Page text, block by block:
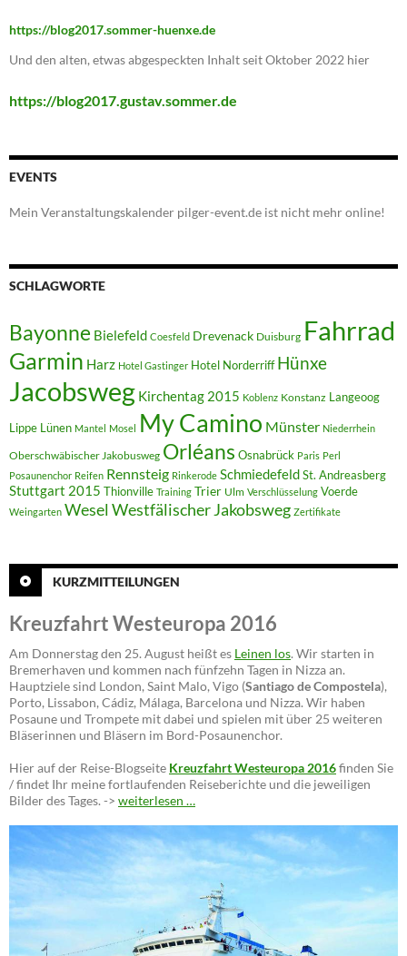
https://blog2017.sommer-huenxe.de
Und den alten, etwas abgespeckten Inhalt seit Oktober 2022 hier
https://blog2017.gustav.sommer.de
EVENTS
Mein Veranstaltungskalender pilger-event.de ist nicht mehr online!
SCHLAGWORTE
Bayonne Bielefeld Coesfeld Drevenack Duisburg Fahrrad
Garmin Harz Hotel Gastinger Hotel Norderriff Hünxe
Jacobsweg Kirchentag 2015 Koblenz Konstanz Langeoog
Lippe Lünen Mantel Mosel My Camino Münster Niederrhein
Oberschwäbischer Jakobusweg Orléans Osnabrück Paris Perl
Posaunenchor Reifen Rennsteig Rinkerode Schmiedefeld St. Andreasberg
Stuttgart 2015 Thionville Training Trier Ulm Verschlüsselung Voerde
Weingarten Wesel Westfälischer Jakobsweg Zertifikate
KURZMITTEILUNGEN
Kreuzfahrt Westeuropa 2016
Am Donnerstag den 25. August heißt es Leinen los. Wir starten in
Bremerhaven und kommen nach fünfzehn Tagen in Nizza an.
Hauptziele sind London, Saint Malo, Vigo (Santiago de Compostela),
Porto, Lissabon, Cádiz, Málaga, Barcelona und Nizza. Wir haben
Posaune und Trompete mit dabei und spielen mit über 25 weiteren
Bläserinnen und Bläsern im Bord-Posaunenchor.
Hier auf der Reise-Blogseite Kreuzfahrt Westeuropa 2016finden Sie
/ findet Ihr meine fortlaufenden Reiseberichte und die jeweiligen
Bilder des Tages. -> weiterlesen …